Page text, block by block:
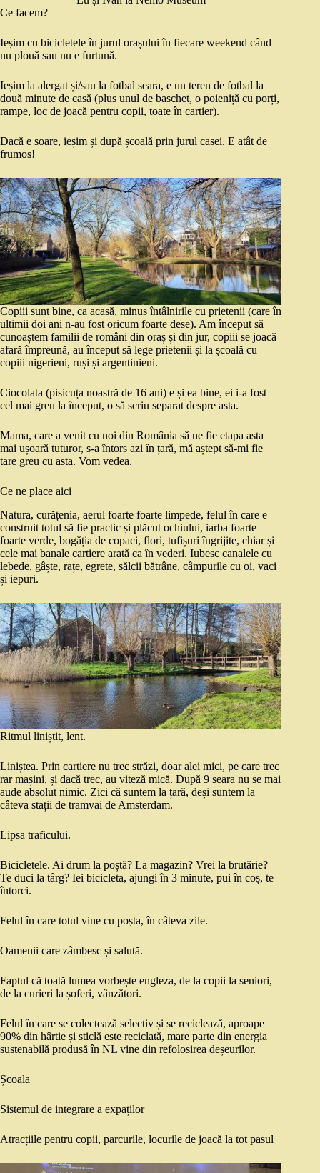
Ce facem?
Ieșim cu bicicletele în jurul orașului în fiecare weekend când
nu plouă sau nu e furtună.
Ieșim la alergat și/sau la fotbal seara, e un teren de fotbal la
două minute de casă (plus unul de baschet, o poieniță cu porți,
rampe, loc de joacă pentru copii, toate în cartier).
Dacă e soare, ieșim și după școală prin jurul casei. E atât de
frumos!
Copiii sunt bine, ca acasă, minus întâlnirile cu prietenii (care în
ultimii doi ani n-au fost oricum foarte dese). Am început să
cunoaștem familii de români din oraș și din jur, copiii se joacă
afară împreună, au început să lege prietenii și la școală cu
copiii nigerieni, ruși și argentinieni.
Ciocolata (pisicuța noastră de 16 ani) e și ea bine, ei i-a fost
cel mai greu la început, o să scriu separat despre asta.
Mama, care a venit cu noi din România să ne fie etapa asta
mai ușoară tuturor, s-a întors azi în țară, mă aștept să-mi fie
tare greu cu asta. Vom vedea.
Ce ne place aici
Natura, curățenia, aerul foarte foarte limpede, felul în care e
construit totul să fie practic și plăcut ochiului, iarba foarte
foarte verde, bogăția de copaci, flori, tufișuri îngrijite, chiar și
cele mai banale cartiere arată ca în vederi. Iubesc canalele cu
lebede, gâște, rațe, egrete, sălcii bătrâne, câmpurile cu oi, vaci
și iepuri.
Ritmul liniștit, lent.
Liniștea. Prin cartiere nu trec străzi, doar alei mici, pe care trec
rar mașini, și dacă trec, au viteză mică. După 9 seara nu se mai
aude absolut nimic. Zici că suntem la țară, deși suntem la
câteva stații de tramvai de Amsterdam.
Lipsa traficului.
Bicicletele. Ai drum la poștă? La magazin? Vrei la brutărie?
Te duci la târg? Iei bicicleta, ajungi în 3 minute, pui în coș, te
întorci.
Felul în care totul vine cu poșta, în câteva zile.
Oamenii care zâmbesc și salută.
Faptul că toată lumea vorbește engleza, de la copii la seniori,
de la curieri la șoferi, vânzători.
Felul în care se colectează selectiv și se reciclează, aproape
90% din hârtie și sticlă este reciclată, mare parte din energia
sustenabilă produsă în NL vine din refolosirea deșeurilor.
Școala
Sistemul de integrare a expaților
Atracțiile pentru copii, parcurile, locurile de joacă la tot pasul